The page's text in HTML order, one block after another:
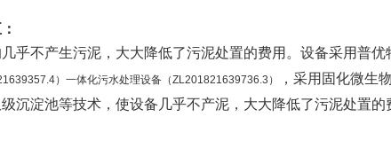
乎不产生污泥，大大降低了污泥处置的费用。设备采用普
）一体化污水处理设备（ZL201821639736.3）
，采用固化微生
沉淀池等技术，使设备几乎不产泥，大大降低了污泥处置的